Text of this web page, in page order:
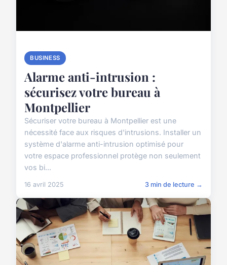
BUSINESS
Alarme anti-intrusion :
sécurisez votre bureau à
Montpellier
Sécuriser votre bureau à Montpellier est une
nécessité face aux risques d'intrusions. Installer un
système d'alarme anti-intrusion optimisé pour
votre espace professionnel protège non seulement
vos bi...
16 avril 2025 3 min de lecture →